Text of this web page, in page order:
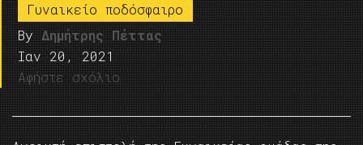
Γυναικείο ποδόσφαιρο
By Δημήτρης Πέττας
Ιαν 20, 2021
Αφήστε σχόλιο